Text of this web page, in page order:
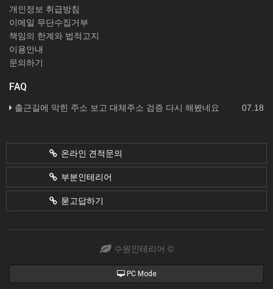
개인정보 취급방침
이메일 무단수집거부
책임의 한계와 법적고지
이용안내
문의하기
FAQ
07.18
출근길에 막힌 주소 보고 대체주소 검증 다시 해봤네요
온라인 견적문의
부분인테리어
묻고답하기
수원인테리어 ©
PC Mode